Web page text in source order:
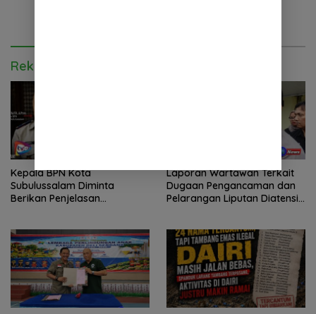
Rekomendasi untuk kamu
Kepala BPN Kota
Subulussalam Diminta
Berikan Penjelasan
Kepastian
Laporan Wartawan Terkait
Dugaan Pengancaman dan
Pelarangan Liputan Diatensi